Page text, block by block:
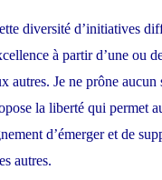
diversité d’initiatives
à partir d’une ou
autres. Je ne prône aucun
la liberté qui permet
d’émerger et de
autres.